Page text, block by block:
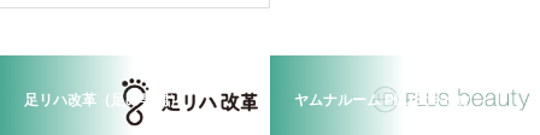
足リハ改革（足の専門） ヤムナルーム PLUSbeauty